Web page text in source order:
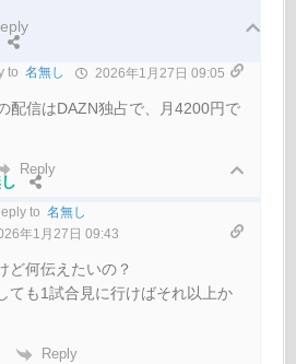
to 名無し 2026年1月27日 09:05
配信はDAZN独占で、月4200円で
Reply
to 名無し
年1月27日 09:43
ど何伝えたいの？
ても1試合見に行けばそれ以上か
Reply